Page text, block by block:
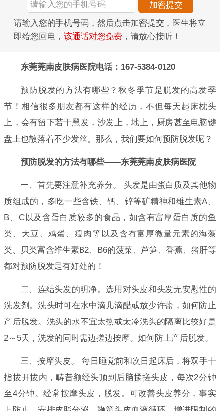
请输入您的手机号码，然后点击加密提交，医生将立
即给您回电， 该通话对您免费 ，请放心接听！
东莞莞南皮肤病医院电话：167-5384-0120
预防脱发的方法有哪些？秋冬季节是脱发的高发季
节！相信很多朋友都有这样的经历，不但每天起床枕头
上，会有留下若干黑发，沙发上，地上，厨房甚至电脑键
盘上也散落着不少发丝。那么，我们要如何预防脱发呢？
预防脱发的方法有哪些——东莞莞南皮肤病医院
一、首先要注意补充养分。 头发是由蛋白质及其他物
质组成的，多吃一些含铁、钙、锌等矿精神和维生素A、
B、C以及含蛋白质较多的食品，如含有富厚蛋白质的鱼
类、大豆、鸡蛋、瘦肉等以及含有富厚微量元素的海藻
类、贝类富含维生素B2、B6的菠菜、芦笋、香蕉、猪肝等
都对预防脱发是有好处的！
二、连结头发的明净。选用对头皮和头发无安慰性的
洗发剂。洗头时可在水中滴几滴醋或放少许盐，如何防止
产后脱发。洗头的水不宜太热或太冷洗头的隔离比较好是
2～5天，洗发的同时需边搓边按摩。如何防止产后脱发。
三、按摩头皮。 每日睡觉前和次日起床后，将双手十
指拔开拔内，畴昔额经头顶到后脑揉搓头皮，每次2分钟
至4分钟。经常按摩头皮，脱发。可改善头皮养分，事实